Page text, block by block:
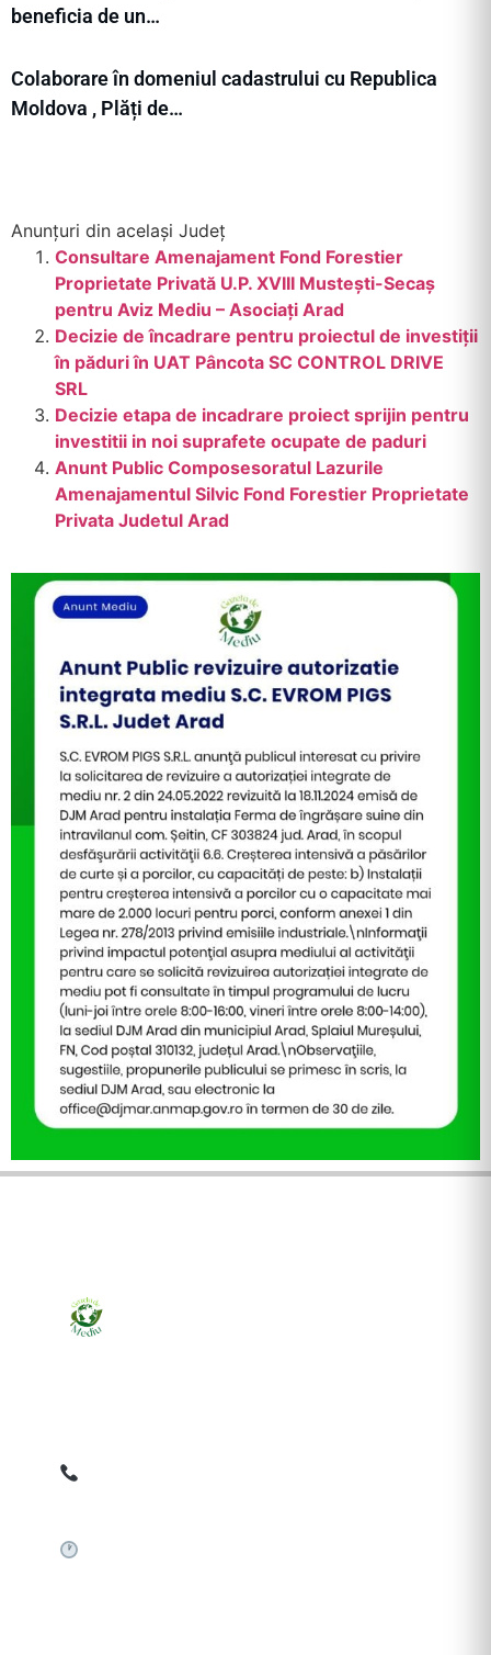
beneficia de un…
Colaborare în domeniul cadastrului cu Republica
Moldova , Plăți de…
Anunțuri din același Județ
Consultare Amenajament Fond Forestier
Proprietate Privată U.P. XVIII Mustești-Secaș
pentru Aviz Mediu – Asociați Arad
Decizie de încadrare pentru proiectul de investiții
în păduri în UAT Pâncota SC CONTROL DRIVE
SRL
Decizie etapa de incadrare proiect sprijin pentru
investitii in noi suprafete ocupate de paduri
Anunt Public Composesoratul Lazurile
Amenajamentul Silvic Fond Forestier Proprietate
Privata Judetul Arad